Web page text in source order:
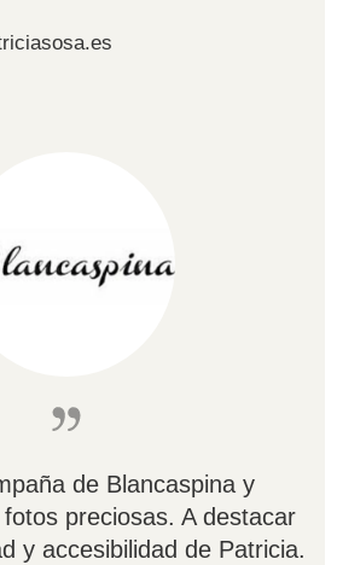
de Blancaspina y
preciosas. A destacar
y accesibilidad de Patricia.